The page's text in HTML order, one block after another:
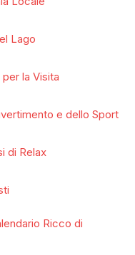
Lago
la Visita
e dello Sport
di Relax
Ricco di